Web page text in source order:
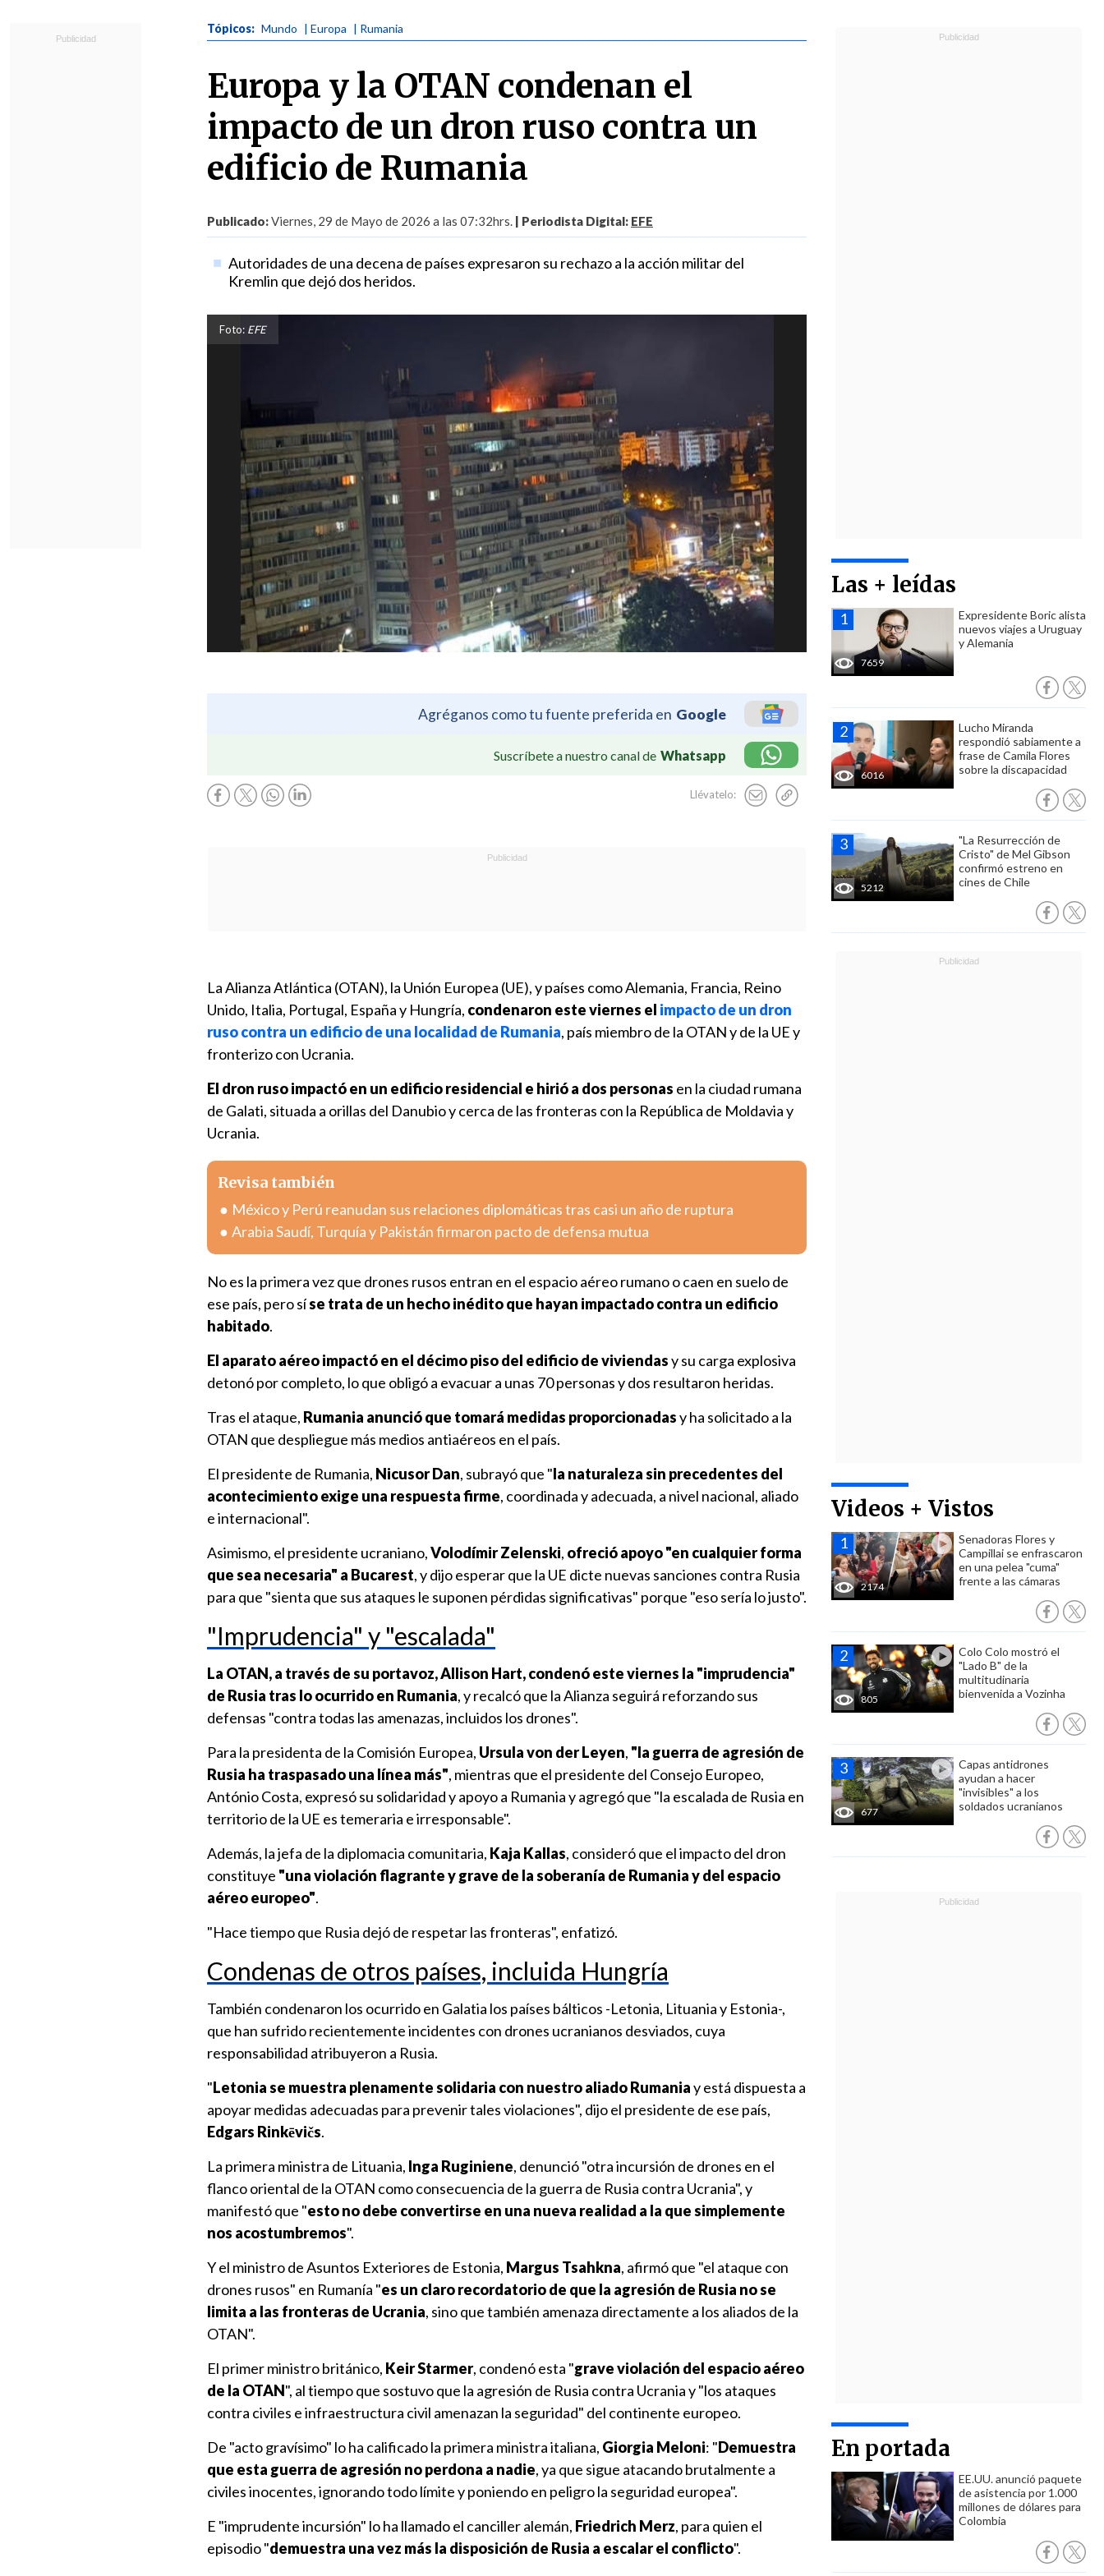
Tópicos: Mundo | Europa | Rumania
Europa y la OTAN condenan el
impacto de un dron ruso contra un
edificio de Rumania
Publicado:Viernes, 29 de Mayo de 2026 a las 07:32hrs. | Periodista Digital: EFE
Autoridades de una decena de países expresaron su rechazo a la acción militar del
Kremlin que dejó dos heridos.
Foto: EFE
Agréganos como tu fuente preferida en Google
Suscríbete a nuestro canal de Whatsapp
Llévatelo:
Las + leídas
7659
Expresidente Boric alista
nuevos viajes a Uruguay
y Alemania
6016
Lucho Miranda
respondió sabiamente a
frase de Camila Flores
sobre la discapacidad
5212
"La Resurrección de
Cristo" de Mel Gibson
confirmó estreno en
cines de Chile
Videos + Vistos
2174
Senadoras Flores y
Campillai se enfrascaron
en una pelea "cuma"
frente a las cámaras
805
Colo Colo mostró el
"Lado B" de la
multitudinaria
bienvenida a Vozinha
677
Capas antidrones
ayudan a hacer
"invisibles" a los
soldados ucranianos
En portada
EE.UU. anunció paquete
de asistencia por 1.000
millones de dólares para
Colombia
La Alianza Atlántica (OTAN), la Unión Europea (UE), y países como Alemania, Francia, Reino
Unido, Italia, Portugal, España y Hungría, condenaron este viernes el impacto de un dron
ruso contra un edificio de una localidad de Rumania, país miembro de la OTAN y de la UE y
fronterizo con Ucrania.
El dron ruso impactó en un edificio residencial e hirió a dos personas en la ciudad rumana
de Galati, situada a orillas del Danubio y cerca de las fronteras con la República de Moldavia y
Ucrania.
Revisa también
México y Perú reanudan sus relaciones diplomáticas tras casi un año de ruptura
Arabia Saudí, Turquía y Pakistán firmaron pacto de defensa mutua
No es la primera vez que drones rusos entran en el espacio aéreo rumano o caen en suelo de
ese país, pero síse trata de un hecho inédito que hayan impactado contra un edificio
habitado.
El aparato aéreo impactó en el décimo piso del edificio de viviendasy su carga explosiva
detonó por completo, lo que obligó a evacuar a unas 70 personas y dos resultaron heridas.
Tras el ataque, Rumania anunció que tomará medidas proporcionadasy ha solicitado a la
OTAN que despliegue más medios antiaéreos en el país.
El presidente de Rumania, Nicusor Dan, subrayó que "la naturaleza sin precedentes del
acontecimiento exige una respuesta firme, coordinada y adecuada, a nivel nacional, aliado
e internacional".
Asimismo, el presidente ucraniano,Volodímir Zelenski, ofreció apoyo "en cualquier forma
que sea necesaria" a Bucarest, y dijo esperar que la UE dicte nuevas sanciones contra Rusia
para que "sienta que sus ataques le suponen pérdidas significativas" porque "eso sería lo justo".
"Imprudencia" y "escalada"
La OTAN, a través de su portavoz, Allison Hart, condenó este viernes la "imprudencia"
de Rusia tras lo ocurrido en Rumania, y recalcó que la Alianza seguirá reforzando sus
defensas "contra todas las amenazas, incluidos los drones".
Para la presidenta de la Comisión Europea, Ursula von der Leyen, "la guerra de agresión de
Rusia ha traspasado una línea más", mientras que el presidente del Consejo Europeo,
António Costa, expresó su solidaridad y apoyo a Rumania y agregó que "la escalada de Rusia en
territorio de la UE es temeraria e irresponsable".
Además, la jefa de la diplomacia comunitaria, Kaja Kallas, consideró que el impacto del dron
constituye "una violación flagrante y grave de la soberanía de Rumania y del espacio
aéreo europeo".
"Hace tiempo que Rusia dejó de respetar las fronteras", enfatizó.
Condenas de otros países, incluida Hungría
También condenaron los ocurrido en Galatia los países bálticos -Letonia, Lituania y Estonia-,
que han sufrido recientemente incidentes con drones ucranianos desviados, cuya
responsabilidad atribuyeron a Rusia.
"Letonia se muestra plenamente solidaria con nuestro aliado Rumaniay está dispuesta a
apoyar medidas adecuadas para prevenir tales violaciones", dijo el presidente de ese país,
Edgars Rinkēvičs.
La primera ministra de Lituania, Inga Ruginiene, denunció "otra incursión de drones en el
flanco oriental de la OTAN como consecuencia de la guerra de Rusia contra Ucrania", y
manifestó que "esto no debe convertirse en una nueva realidad a la que simplemente
nos acostumbremos".
Y el ministro de Asuntos Exteriores de Estonia, Margus Tsahkna, afirmó que "el ataque con
drones rusos" en Rumanía "es un claro recordatorio de que la agresión de Rusia no se
limita a las fronteras de Ucrania, sino que también amenaza directamente a los aliados de la
OTAN".
El primer ministro británico, Keir Starmer, condenó esta "grave violación del espacio aéreo
de la OTAN", al tiempo que sostuvo que la agresión de Rusia contra Ucrania y "los ataques
contra civiles e infraestructura civil amenazan la seguridad" del continente europeo.
De "acto gravísimo" lo ha calificado la primera ministra italiana, Giorgia Meloni: "Demuestra
que esta guerra de agresión no perdona a nadie, ya que sigue atacando brutalmente a
civiles inocentes, ignorando todo límite y poniendo en peligro la seguridad europea".
E "imprudente incursión" lo ha llamado el canciller alemán, Friedrich Merz, para quien el
episodio "demuestra una vez más la disposición de Rusia a escalar el conflicto".